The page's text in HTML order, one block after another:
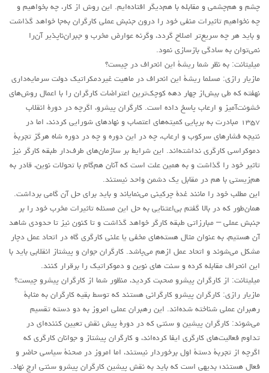
ملیت ها
تاریخی
شبکه همبستگی کارگری
تحلیل
حاکمیت
اصلاح طلبان
اصول
برنامه انقلابی
انقلاب کارگری
سوسیالیسم
امپریالیسم
انترناسیونالیسم
خانه
English
هسته کارگران پيشتاز سوسياليست (خوزستان)
چشم و هم‌چشمی و مقابله با هم‌دیگر افتاده‌ایم. این روش از کار، چه بخواهیم و
چه نخواهیم تاثیرات منفی خود را درون جنبش عملی کارگران به‌جا خواهد گذاشت
و باید هر چه سریع‌تر اصلاح گردد، وگرنه عوارض مخرب و جبران‌ناپذیر آن‌را
نمی‌توان به سادگی بازسازی نمود.
میلیتانت: به نظر شما ریشۀ این انحراف در چیست؟
مازیار رازی: مسلما ریشۀ این انحراف در ماهیت غیردمکراتیک دولت سرمایه‌داری
نهفته که طی بیش‌از چهار دهه کوچک‌ترین اعتراضات کارگران را با اعمال روش‌های
خشونت‌آمیز و ارعاب پاسخ داده است. کارگران پیشرو، اگرچه در دورۀ انقلاب
۱۳۵۷ مبادرت به برپایی کمیته‌های اعتصاب و نهادهای شورایی کردند، اما در
نتیجه فشارهای سرکوب و ارعاب، چه در این دوره و چه در دوره شاه هرگز تجربۀ
دموکراسی کارگری نداشته‌اند. این شرایط بر سازمان‌های طرف‌دار طبقه کارگر نیز
تاثیر خود را گذاشت و به همین علت است که آنان هم‌گام با تحولات نوین، قادر به
هم‌زیستی با هم در مقابل یک دشمن واحد نیستند.
این مطلب خود را مانند غدۀ چرکینی می‌نمایاند و باید برای حل آن گامی برداشت.
همان‌طور که در بالا گفتم بی‌اعتنایی به حل این مسئله تاثیرات مخرب خود را بر
جنبش عملی – مبارزاتی طبقه کارگر خواهد گذاشت و تا کنون نیز تا حدودی شاهد
آن هستیم، به عنوان مثال هسته‌های مخفی یا علنی کارگری گاه در اتحاد عمل دچار
مشکل می‌شوند و اتحاد عمل ازهم می‌پاشد. کارگران جوان و پیشتاز انقلابی باید با
این انحراف مقابله کرده و سنت های نوین و دموکراتیک را برقرار کنند.
میلیتانت: از کارگران پیشرو صحبت کردید، منظور شما از کارگران پیشرو چیست؟
مازیار رازی: کارگران پیشر‌و کارگرانی هستند که توسط بقیه کارگران به مثابۀ
رهبران عملی شناخته شده‌اند. این رهبران عملی امروز به دو دسته تقسیم
می‌شوند: کارگران پیشین ‌و سنتی که در دورۀ پیش نقش تعیین کننده‌ای در
تداوم فعالیت‌های کارگری ایفا کرده‌اند، و کارگران پیشتاز و جوانان کارگری که
اگرچه از تجربۀ دستۀ اول برخوردار نیستند، اما امروز در صحنۀ سیاسی حاضر و
فعال هستند؛ بدیهی است که باید به نقش پیشین کارگران پیشرو سنتی ارج نهاد.